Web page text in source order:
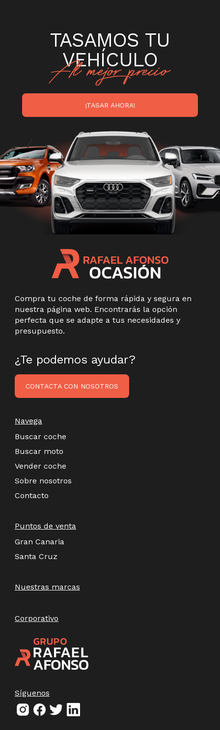
TASAMOS TU
VEHÍCULO
¡TASAR AHORA!
Compra tu coche de forma rápida y segura en
nuestra página web. Encontrarás la opción
perfecta que se adapte a tus necesidades y
presupuesto.
¿Te podemos ayudar?
CONTACTA CON NOSOTROS
Navega
Buscar coche
Buscar moto
Vender coche
Sobre nosotros
Contacto
Puntos de venta
Gran Canaria
Santa Cruz
Nuestras marcas
Corporativo
Síguenos